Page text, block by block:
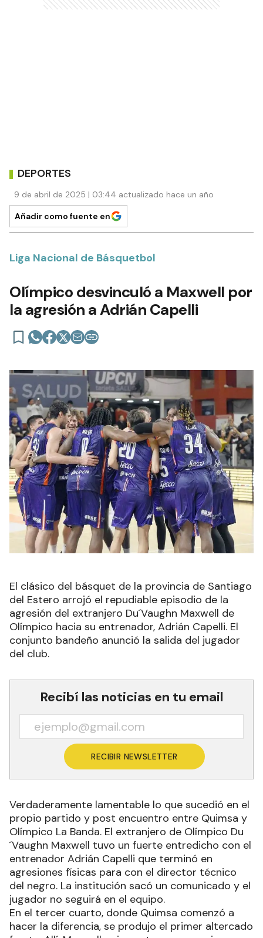
DEPORTES
9 de abril de 2025 | 03:44 actualizado hace un año
Añadir como fuente en
Liga Nacional de Básquetbol
Olímpico desvinculó a Maxwell por
la agresión a Adrián Capelli
El clásico del básquet de la provincia de Santiago
del Estero arrojó el repudiable episodio de la
agresión del extranjero Du´Vaughn Maxwell de
Olímpico hacia su entrenador, Adrián Capelli. El
conjunto bandeño anunció la salida del jugador
del club.
Recibí las noticias en tu email
RECIBIR NEWSLETTER
Verdaderamente lamentable lo que sucedió en el
propio partido y post encuentro entre Quimsa y
Olímpico La Banda. El extranjero de Olímpico Du
´Vaughn Maxwell tuvo un fuerte entredicho con el
entrenador Adrián Capelli que terminó en
agresiones físicas para con el director técnico
del negro. La institución sacó un comunicado y el
jugador no seguirá en el equipo.
En el tercer cuarto, donde Quimsa comenzó a
hacer la diferencia, se produjo el primer altercado